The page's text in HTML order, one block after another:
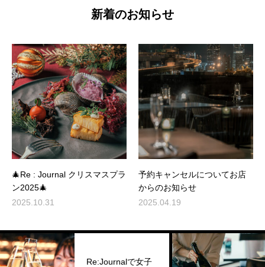
新着のお知らせ
🎄Re : Journal クリスマスプラ
ン2025🎄
2025.10.31
予約キャンセルについてお店
からのお知らせ
2025.04.19
Re:Journalで女子